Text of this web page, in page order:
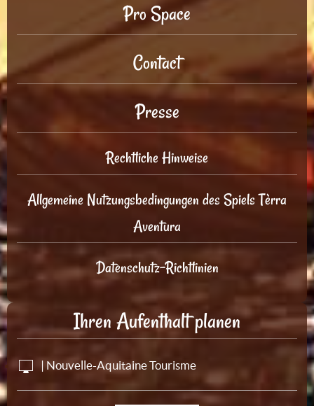
Pro Space
Contact
Presse
Rechtliche Hinweise
Allgemeine Nutzungsbedingungen des Spiels Tèrra
Aventura
Datenschutz-Richtlinien
Ihren Aufenthalt planen
| Nouvelle-Aquitaine Tourisme